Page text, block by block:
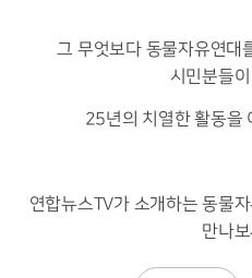
그 무엇보다 동물자유연대
시민분들이
25년의 치열한 활동을
연합뉴스TV가 소개하는 동물
만나